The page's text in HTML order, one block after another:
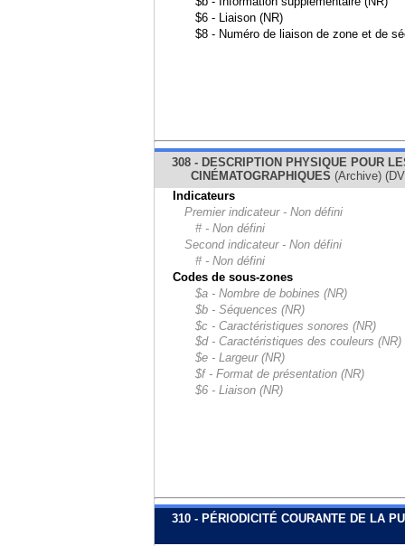
$6 - Liaison (NR)
$8 - Numéro de liaison de zone et de
308 - DESCRIPTION PHYSIQUE POUR
CINÉMATOGRAPHIQUES (Archive)
Indicateurs
Premier indicateur - Non défini
# - Non défini
Second indicateur - Non défini
# - Non défini
Codes de sous-zones
$a - Nombre de bobines (NR)
$b - Séquences (NR)
$c - Caractéristiques sonores (NR)
$d - Caractéristiques des couleurs (NR)
$e - Largeur (NR)
$f - Format de présentation (NR)
$6 - Liaison (NR)
310 - PÉRIODICITÉ COURANTE DE LA